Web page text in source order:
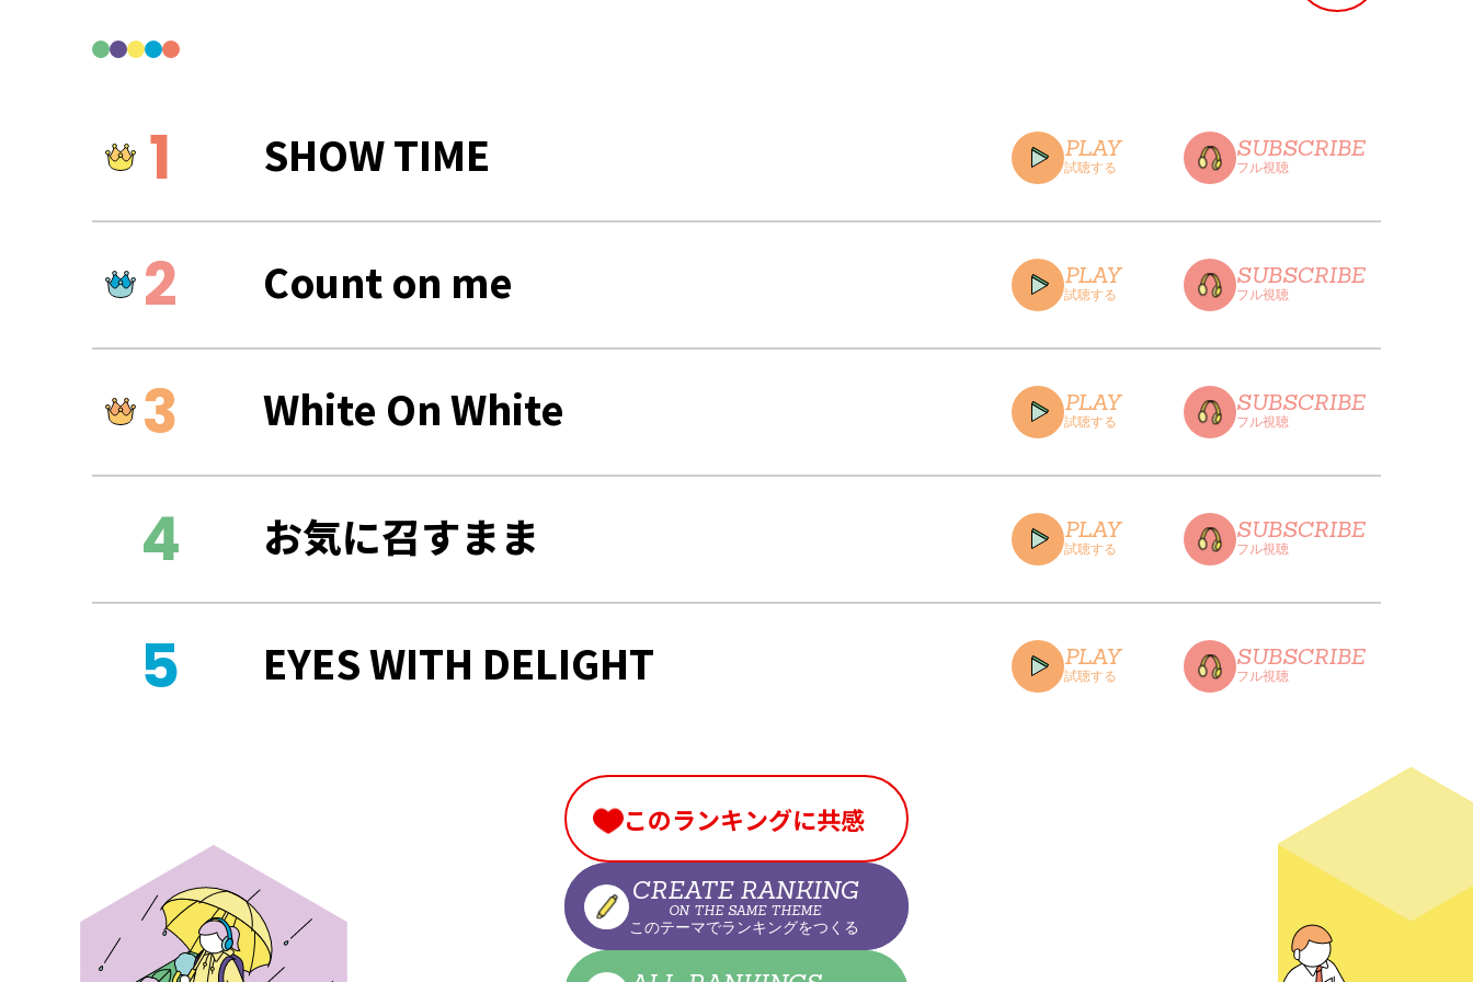
SHOW TIME PLAY
試聴する
SUBSCRIBE
フル視聴
CLOSE
Count on me PLAY
試聴する
SUBSCRIBE
フル視聴
CLOSE
White On White PLAY
試聴する
SUBSCRIBE
フル視聴
CLOSE
お気に召すまま PLAY
試聴する
SUBSCRIBE
フル視聴
EYES WITH DELIGHT PLAY
試聴する
SUBSCRIBE
フル視聴
CLOSE
このランキングに共感
CREATE RANKING
ON THE SAME THEME
このテーマでランキングをつくる